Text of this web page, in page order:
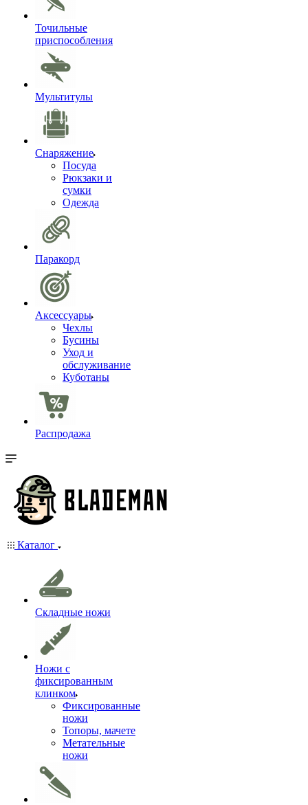
Точильные
приспособления
Мультитулы
Снаряжение
Посуда
Рюкзаки и
сумки
Одежда
Паракорд
Аксессуары
Чехлы
Бусины
Уход и
обслуживание
Куботаны
Распродажа
Каталог
Складные ножи
Ножи с
фиксированным
клинком
Фиксированные
ножи
Топоры, мачете
Метательные
ножи